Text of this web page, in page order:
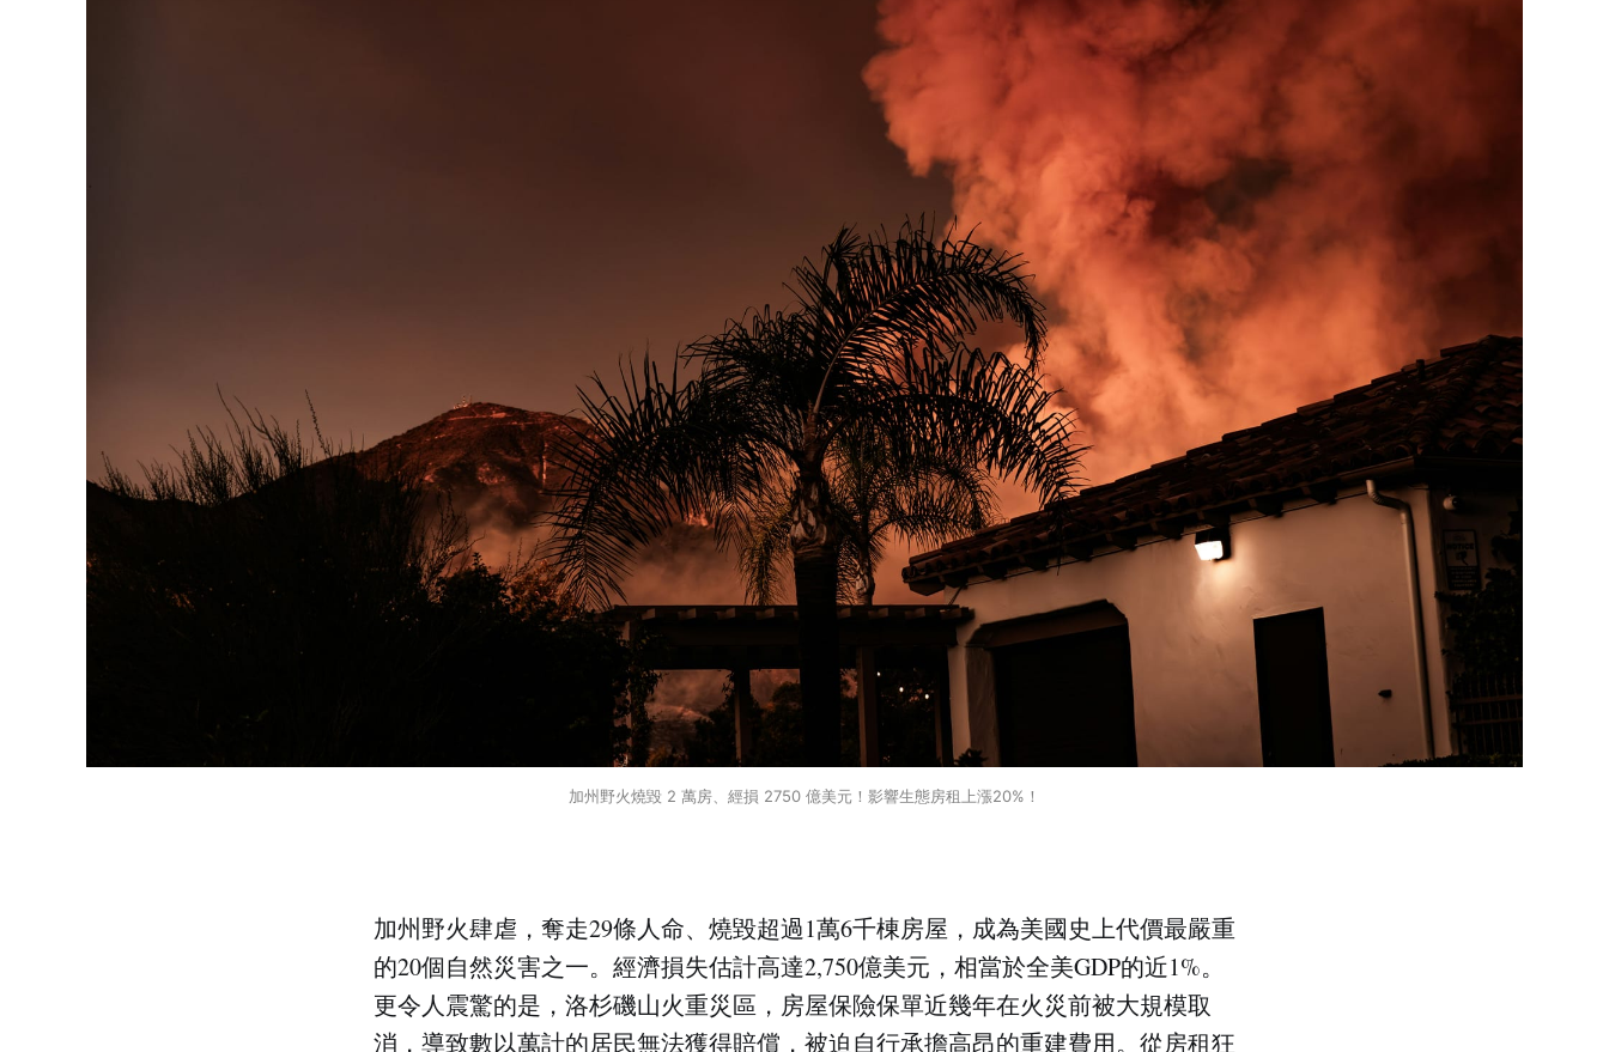
加州野火燒毀 2 萬房、經損 2750 億美元！影響生態房租上漲20%！
加州野火肆虐，奪走29條人命、燒毀超過1萬6千棟房屋，成為美國史上代價最嚴重
的20個自然災害之一。經濟損失估計高達2,750億美元，相當於全美GDP的近1%。
更令人震驚的是，洛杉磯山火重災區，房屋保險保單近幾年在火災前被大規模取
消，導致數以萬計的居民無法獲得賠償，被迫自行承擔高昂的重建費用。從房租狂